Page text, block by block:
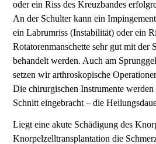
oder ein Riss des Kreuzbandes
An der Schulter kann ein
ein Labrumriss (Instabilität) oder ein
Rotatorenmanschette sehr gut mit der
behandelt werden. Auch am
setzen wir arthroskopische
Die chirurgischen Instrumente
Schnitt eingebracht – die
Liegt eine akute Schädigung des
Knorpelzelltransplantation die